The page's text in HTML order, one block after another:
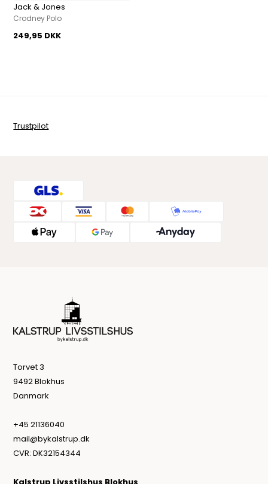
Jack & Jones
Crodney Polo
249,95 DKK
Trustpilot
Torvet 3
9492 Blokhus
Danmark
+45 21136040
mail@bykalstrup.dk
CVR: DK32154344